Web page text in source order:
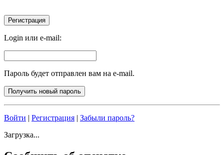
Login или e-mail:
Пароль будет отправлен вам на e-mail.
Войти | Регистрация | Забыли пароль?
Загрузка...